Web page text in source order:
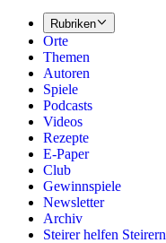
Rubriken
Orte
Themen
Autoren
Spiele
Podcasts
Videos
Rezepte
E-Paper
Club
Gewinnspiele
Newsletter
Archiv
Steirer helfen Steirern